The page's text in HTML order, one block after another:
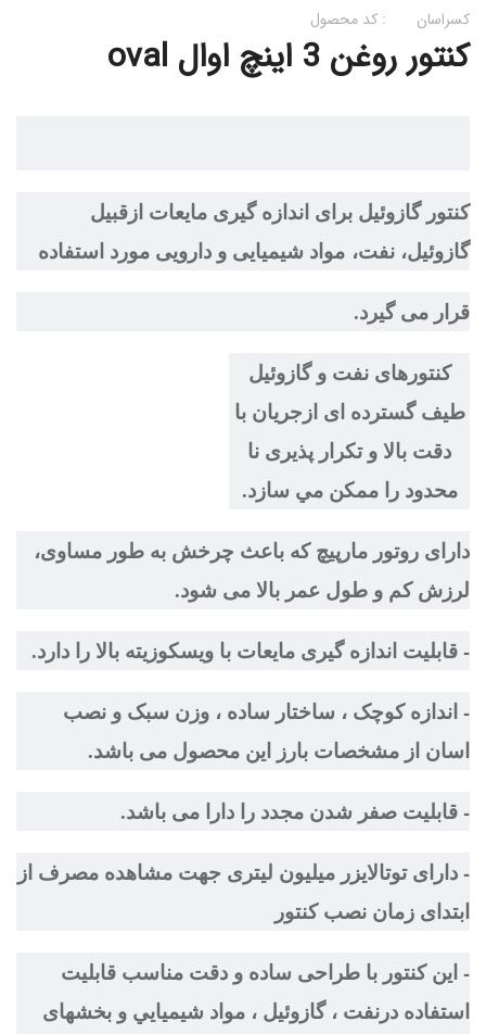
کد محصول : کسراسان
کنتور روغن 3 اینچ اوال oval
کنتور گازوئیل برای اندازه گیری مایعات ازقبیل
گازوئیل، نفت، مواد شيميایی و دارویی مورد استفاده
قرار می گیرد.
كنتورهای نفت و گازوئيل
طيف گسترده ای ازجريان با
دقت بالا و تكرار پذيری نا
محدود را ممكن مي سازد.
دارای روتور مارپيچ كه باعث چرخش به طور مساوی،
لرزش كم و طول عمر بالا می شود.
- قابليت اندازه گيری مايعات با ويسكوزيته بالا را دارد.
- اندازه كوچک ، ساختار ساده ، وزن سبک و نصب
اسان از مشخصات بارز اين محصول می باشد.
- قابليت صفر شدن مجدد را دارا می باشد.
- دارای توتالايزر ميليون ليتری جهت مشاهده مصرف از
ابتدای زمان نصب كنتور
- اين كنتور با طراحی ساده و دقت مناسب قابليت
استفاده درنفت ، گازوئيل ، مواد شيميايي و بخشهای